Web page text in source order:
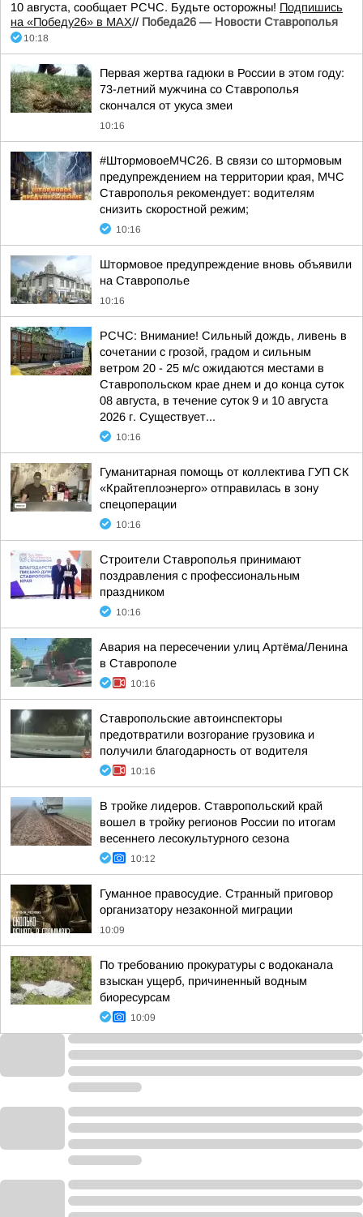
10 августа, сообщает РСЧС. Будьте осторожны! Подпишись
на «Победу26» в MAX// Победа26 — Новости Ставрополья
10:18
Первая жертва гадюки в России в этом году:
73-летний мужчина со Ставрополья
скончался от укуса змеи
10:16
#ШтормовоеМЧС26. В связи со штормовым
предупреждением на территории края, МЧС
Ставрополья рекомендует: водителям
снизить скоростной режим;
10:16
Штормовое предупреждение вновь объявили
на Ставрополье
10:16
РСЧС: Внимание! Сильный дождь, ливень в
сочетании с грозой, градом и сильным
ветром 20 - 25 м/с ожидаются местами в
Ставропольском крае днем и до конца суток
08 августа, в течение суток 9 и 10 августа
2026 г. Существует...
10:16
Гуманитарная помощь от коллектива ГУП СК
«Крайтеплоэнерго» отправилась в зону
спецоперации
10:16
Строители Ставрополья принимают
поздравления с профессиональным
праздником
10:16
Авария на пересечении улиц Артёма/Ленина
в Ставрополе
10:16
Ставропольские автоинспекторы
предотвратили возгорание грузовика и
получили благодарность от водителя
10:16
В тройке лидеров. Ставропольский край
вошел в тройку регионов России по итогам
весеннего лесокультурного сезона
10:12
Гуманное правосудие. Странный приговор
организатору незаконной миграции
10:09
По требованию прокуратуры с водоканала
взыскан ущерб, причиненный водным
биоресурсам
10:09